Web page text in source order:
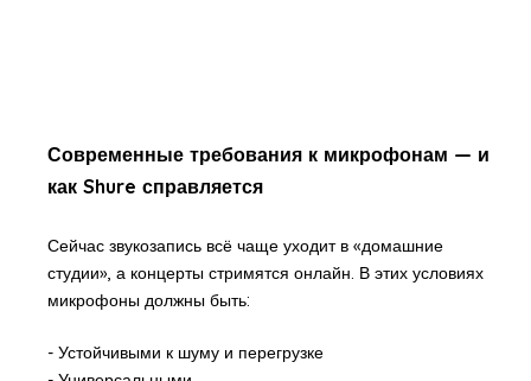
Современные требования к микрофонам — и
как Shure справляется
Сейчас звукозапись всё чаще уходит в «домашние
студии», а концерты стримятся онлайн. В этих условиях
микрофоны должны быть:
- Устойчивыми к шуму и перегрузке